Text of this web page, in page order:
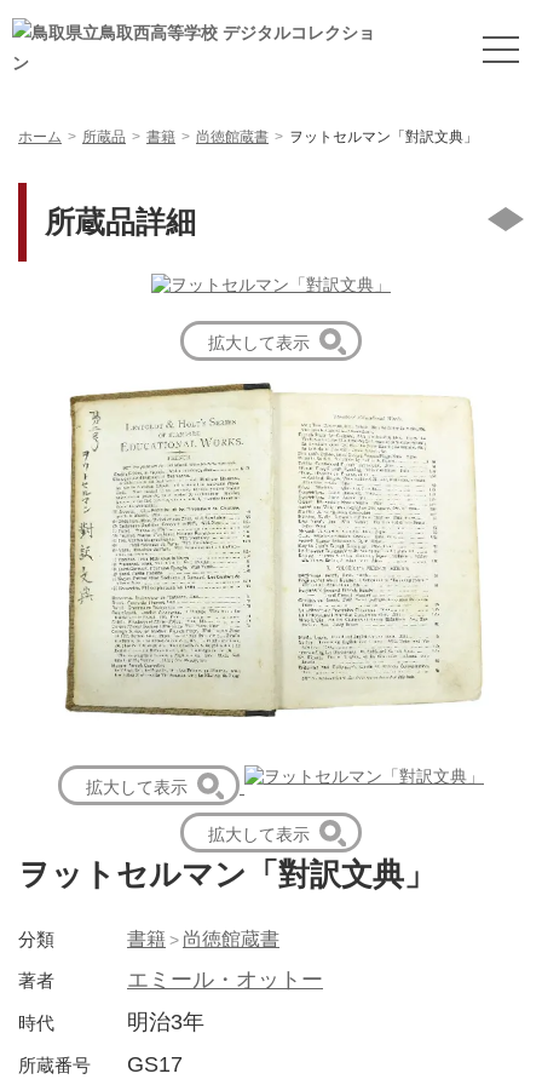
ホーム 所蔵品 書籍 尚徳館蔵書 ヲットセルマン「對訳文典」
所蔵品詳細
拡大して表示
拡大して表示
拡大して表示
ヲットセルマン「對訳文典」
分類 書籍
尚徳館蔵書
著者
エミール・オットー
時代 明治3年
所蔵番号 GS17